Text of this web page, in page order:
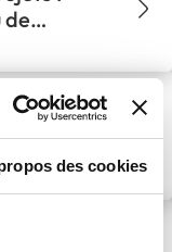
des cookies
de
en
sur les
Régionales